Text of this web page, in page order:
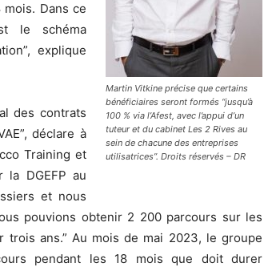
Martin Vitkine précise que certains
bénéficiaires seront formés “jusqu’à
100 % via l’Afest, avec l’appui d’un
tuteur et du cabinet Les 2 Rives au
sein de chacune des entreprises
utilisatrices”. Droits réservés – DR
mois. Dans ce
le schéma
explique
des contrats
déclare à
Training et
la DGEFP au
et nous
pouvions obtenir 2 200 parcours sur les
trois ans.” Au mois de mai 2023, le groupe
pendant les 18 mois que doit durer